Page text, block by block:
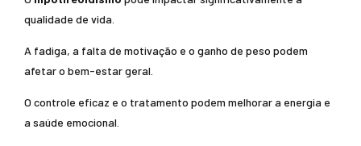
qualidade de vida.
A fadiga, a falta de motivação e o ganho de peso podem
afetar o bem-estar geral.
O controle eficaz e o tratamento podem melhorar a energia e
a saúde emocional.